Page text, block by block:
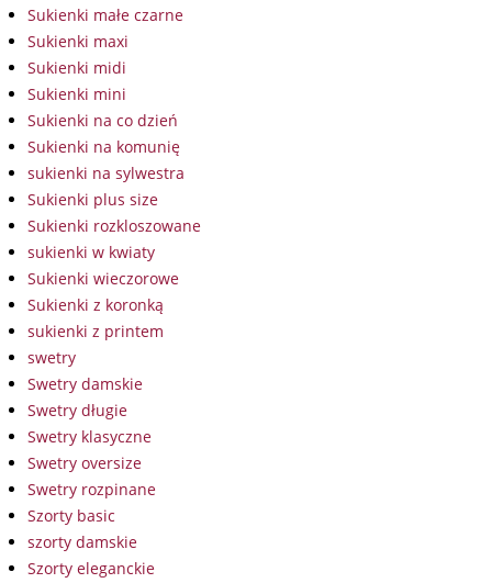
Sukienki małe czarne
Sukienki maxi
Sukienki midi
Sukienki mini
Sukienki na co dzień
Sukienki na komunię
sukienki na sylwestra
Sukienki plus size
Sukienki rozkloszowane
sukienki w kwiaty
Sukienki wieczorowe
Sukienki z koronką
sukienki z printem
swetry
Swetry damskie
Swetry długie
Swetry klasyczne
Swetry oversize
Swetry rozpinane
Szorty basic
szorty damskie
Szorty eleganckie